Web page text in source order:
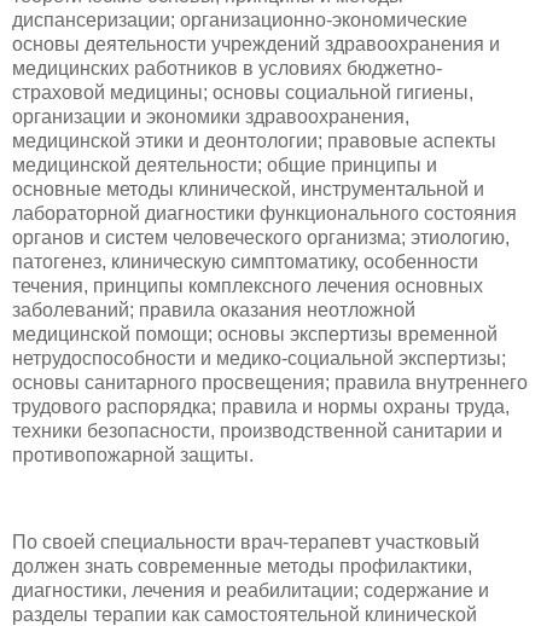
диспансеризации; организационно-экономические
основы деятельности учреждений здравоохранения и
медицинских работников в условиях бюджетно-
страховой медицины; основы социальной гигиены,
организации и экономики здравоохранения,
медицинской этики и деонтологии; правовые аспекты
медицинской деятельности; общие принципы и
основные методы клинической, инструментальной и
лабораторной диагностики функционального состояния
органов и систем человеческого организма; этиологию,
патогенез, клиническую симптоматику, особенности
течения, принципы комплексного лечения основных
заболеваний; правила оказания неотложной
медицинской помощи; основы экспертизы временной
нетрудоспособности и медико-социальной экспертизы;
основы санитарного просвещения; правила внутреннего
трудового распорядка; правила и нормы охраны труда,
техники безопасности, производственной санитарии и
противопожарной защиты.
По своей специальности врач-терапевт участковый
должен знать современные методы профилактики,
диагностики, лечения и реабилитации; содержание и
разделы терапии как самостоятельной клинической